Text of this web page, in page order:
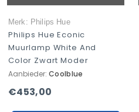
Merk: Philips Hue
Philips Hue Econic
Muurlamp White And
Color Zwart Moder
Aanbieder: Coolblue
€453,00